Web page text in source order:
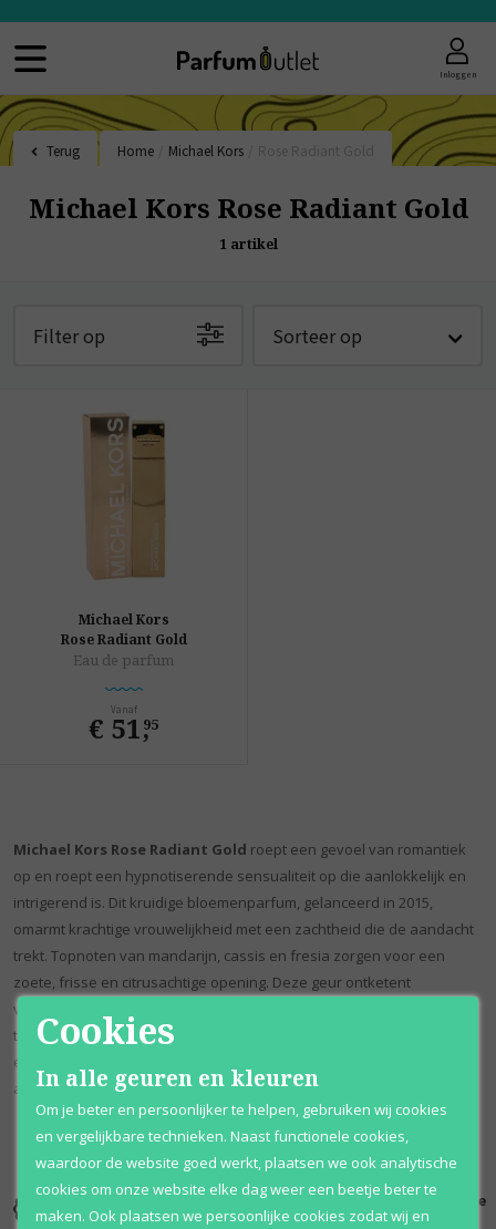
Inloggen
Terug Home Michael Kors
Michael Kors Rose Radiant Gold
1 artikel
Filter op Sorteer op
Michael Kors
Rose Radiant Gold
Eau de parfum
Vanaf
€ 51,
95
Michael Kors Rose Radiant Gold roept een gevoel van romantiek
op en roept een hypnotiserende sensualiteit op die aanlokkelijk en
intrigerend is. Dit kruidige bloemenparfum, gelanceerd in 2015,
omarmt krachtige vrouwelijkheid met een zachtheid die de aandacht
trekt. Topnoten van mandarijn, cassis en fresia zorgen voor een
zoete, frisse en citrusachtige opening. Deze geur ontketent
vervolgens de zwoele geuren van roze peper, jasmijn sambac en
tuberoos, voor een pittigheid die geschikt is voor een koningin. Het
eindigt met een verleidelijke en romige basis van musk, waardoor de
aantrekkingskracht blijft bestaan.
Kortingen
tot wel 70%
Al 12 jaar
voordelig
100% originele
parfums
Cookies
In alle geuren en kleuren
Om je beter en persoonlijker te helpen, gebruiken wij cookies
en vergelijkbare technieken. Naast functionele cookies,
waardoor de website goed werkt, plaatsen we ook analytische
cookies om onze website elke dag weer een beetje beter te
maken. Ook plaatsen we persoonlijke cookies zodat wij en